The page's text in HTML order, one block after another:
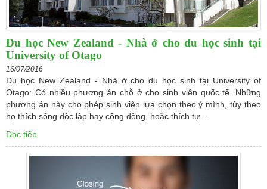
Du học New Zealand - Nhà ở cho du học sinh tại
University of Otago
16/07/2016
Du học New Zealand - Nhà ở cho du học sinh tại University of
Otago: Có nhiều phương án chỗ ở cho sinh viên quốc tế. Những
phương án này cho phép sinh viên lựa chọn theo ý mình, tùy theo
họ thích sống độc lập hay cộng đồng, hoặc thích tự...
Đọc tiếp